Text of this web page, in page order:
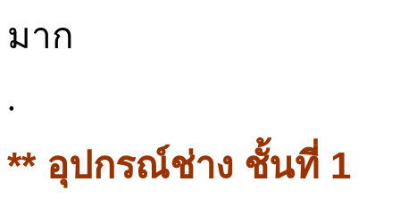
มาก
.
** อุปกรณ์ช่าง ชั้นที่ 1